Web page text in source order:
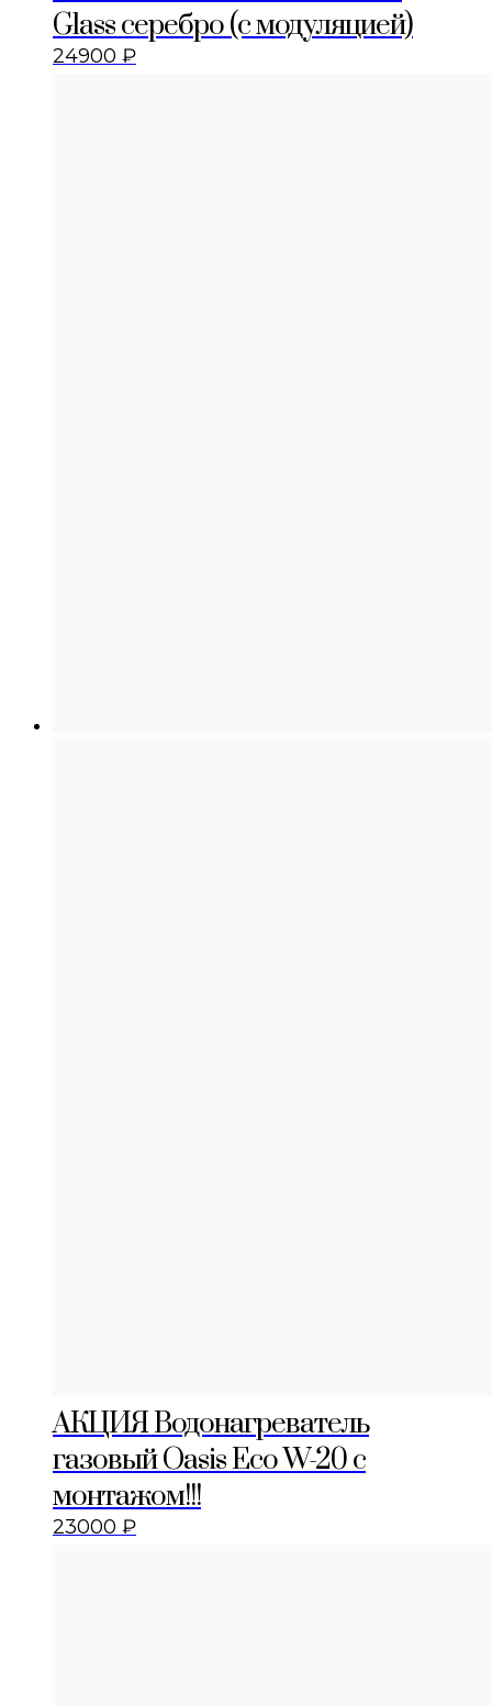
Glass серебро (с модуляцией)
24900 ₽
АКЦИЯ Водонагреватель
газовый Oasis Eco W-20 с
монтажом!!!
23000 ₽